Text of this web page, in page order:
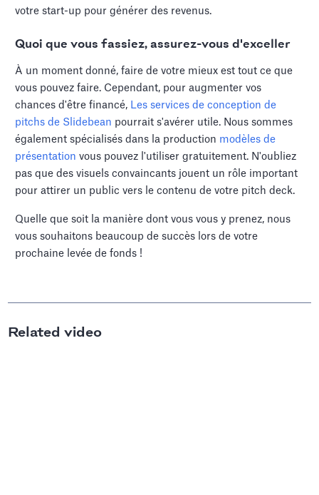
votre start-up pour générer des revenus.
Quoi que vous fassiez, assurez-vous d'exceller
À un moment donné, faire de votre mieux est tout ce que
vous pouvez faire. Cependant, pour augmenter vos
chances d'être financé, Les services de conception de
pitchs de Slidebean pourrait s'avérer utile. Nous sommes
également spécialisés dans la production modèles de
présentation vous pouvez l'utiliser gratuitement. N'oubliez
pas que des visuels convaincants jouent un rôle important
pour attirer un public vers le contenu de votre pitch deck.
Quelle que soit la manière dont vous vous y prenez, nous
vous souhaitons beaucoup de succès lors de votre
prochaine levée de fonds !
Related video